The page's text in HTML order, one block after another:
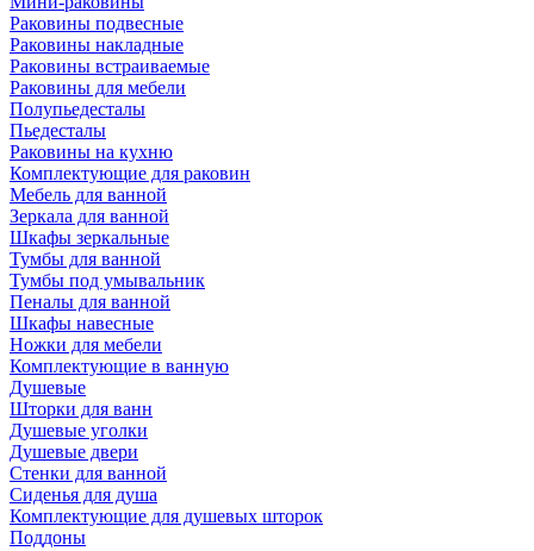
Раковины подвесные
Раковины накладные
Раковины встраиваемые
Раковины для мебели
Полупьедесталы
Пьедесталы
Раковины на кухню
Комплектующие для раковин
Мебель для ванной
Зеркала для ванной
Шкафы зеркальные
Тумбы для ванной
Тумбы под умывальник
Пеналы для ванной
Шкафы навесные
Ножки для мебели
Комплектующие в ванную
Душевые
Шторки для ванн
Душевые уголки
Душевые двери
Стенки для ванной
Сиденья для душа
Комплектующие для душевых шторок
Поддоны